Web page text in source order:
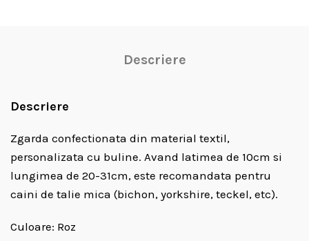
Descriere
Descriere
Zgarda confectionata din material textil,
personalizata cu buline. Avand latimea de 10cm si
lungimea de 20-31cm, este recomandata pentru
caini de talie mica (bichon, yorkshire, teckel, etc).
Culoare: Roz